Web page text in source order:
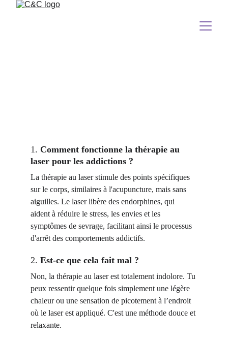
1. Comment fonctionne la thérapie au
laser pour les addictions ?
La thérapie au laser stimule des points spécifiques
sur le corps, similaires à l'acupuncture, mais sans
aiguilles. Le laser libère des endorphines, qui
aident à réduire le stress, les envies et les
symptômes de sevrage, facilitant ainsi le processus
d'arrêt des comportements addictifs.
2. Est-ce que cela fait mal ?
Non, la thérapie au laser est totalement indolore. Tu
peux ressentir quelque fois simplement une légère
chaleur ou une sensation de picotement à l’endroit
où le laser est appliqué. C'est une méthode douce et
relaxante.